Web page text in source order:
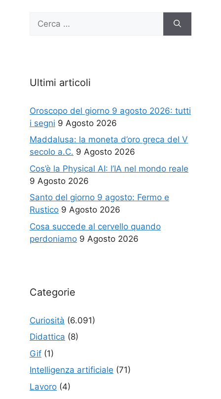
per:
Ultimi articoli
Oroscopo del giorno 9 agosto 2026: tutti
i segni 9 Agosto 2026
Maddalusa: la moneta d’oro greca del V
secolo a.C. 9 Agosto 2026
Cos’è la Physical AI: l’IA nel mondo reale
9 Agosto 2026
Santo del giorno 9 agosto: Fermo e
Rustico 9 Agosto 2026
Cosa succede al cervello quando
perdoniamo 9 Agosto 2026
Categorie
Curiosità (6.091)
Didattica (8)
Gif (1)
Intelligenza artificiale (71)
Lavoro (4)